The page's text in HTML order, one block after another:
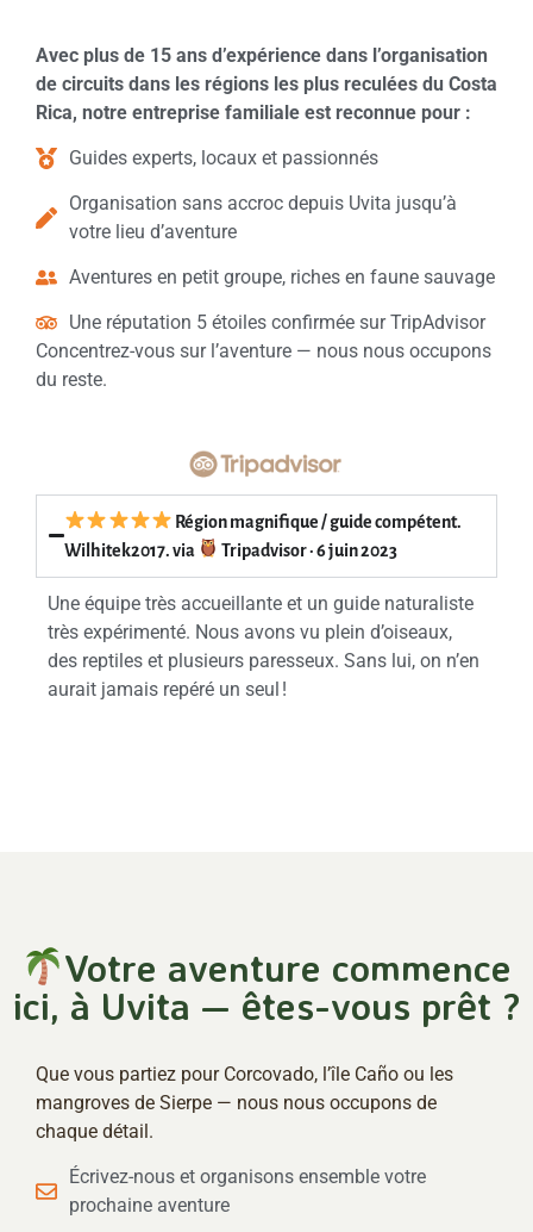
Avec plus de 15 ans d’expérience dans l’organisation
de circuits dans les régions les plus reculées du Costa
Rica, notre entreprise familiale est reconnue pour :
Guides experts, locaux et passionnés
Organisation sans accroc depuis Uvita jusqu’à
votre lieu d’aventure
Aventures en petit groupe, riches en faune sauvage
Une réputation 5 étoiles confirmée sur TripAdvisor
Concentrez-vous sur l’aventure — nous nous occupons
du reste.
Région magnifique / guide compétent.
Wilhitek2017. via
Tripadvisor · 6 juin 2023
Une équipe très accueillante et un guide naturaliste
très expérimenté. Nous avons vu plein d’oiseaux,
des reptiles et plusieurs paresseux. Sans lui, on n’en
aurait jamais repéré un seul !
Votre aventure commence
ici, à Uvita — êtes-vous prêt ?
Que vous partiez pour Corcovado, l’île Caño ou les
mangroves de Sierpe — nous nous occupons de
chaque détail.
Écrivez-nous et organisons ensemble votre
prochaine aventure